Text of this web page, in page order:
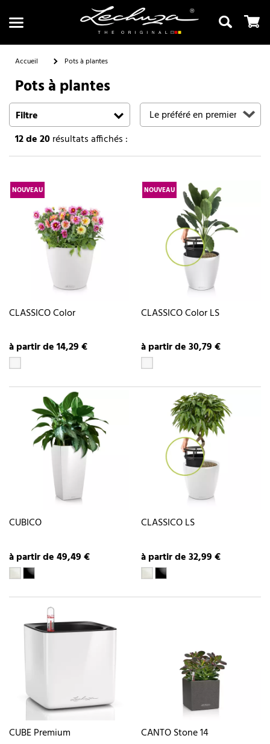
Recherche
Accueil Pots à plantes
Pots à plantes
Filtre
12de 20résultats affichés :
NOUVEAU
CLASSICO Color
à partir de 14,29 €
NOUVEAU
CLASSICO Color LS
à partir de 30,79 €
CUBICO
à partir de 49,49 €
CLASSICO LS
à partir de 32,99 €
CUBE Premium CANTO Stone 14